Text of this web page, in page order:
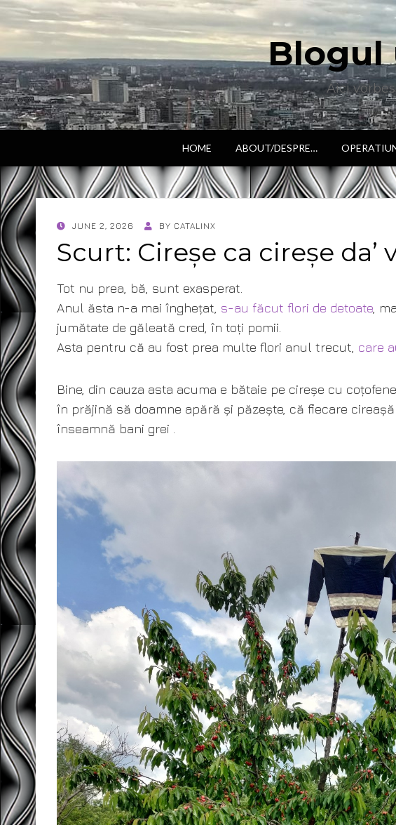
Blogul
Aici
HOME ABOUT/DESPRE…
POSTEDJUNE 2, 2026 BY CATALINX
Scurt: Cireșe ca cireșe da’
Tot nu prea, bă, sunt exasperat.
Anul ăsta n-a mai înghețat, s-au făcut flori de detoate ,
jumătate de găleată cred, în toți pomii.
Asta pentru că au fost prea multe flori anul trecut, care
Bine, din cauza asta acuma e bătaie pe cireșe cu
în prăjină să doamne apără și păzește, că fiecare
înseamnă bani grei .